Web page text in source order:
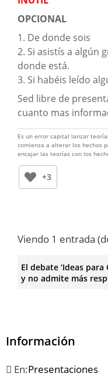
OPCIONAL
1. De donde sois
2. Si asistís a algún
donde está.
3. Si habéis leído
Sed libre de
cuanto mas
Es un error capital lanzar
comienza a alterar los hechos
encajar las teorías con los
+3
Viendo 1 entrada
El debate ‘Ideas
y no admite más
Información
En:Presentaciones